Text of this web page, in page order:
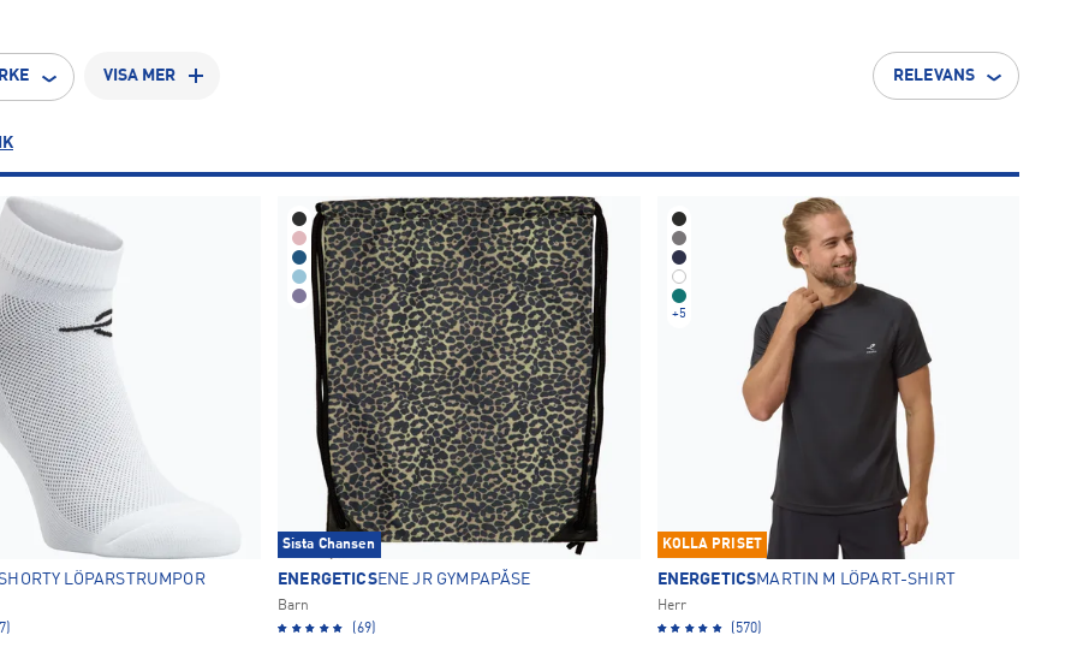
Röd
19
189 150 57
8
1
9
25
5
26
31
10
32
8
37
20
38
27
39
43
29
44
34
45
110
48
OK
VISA MER RELEVANS
LÖPARSTRUMPOR
Sista Chansen
ENERGETICSENE JR GYMPAPÅSE
Barn
(69)
+5
KOLLA PRISET
ENERGETICSMARTIN M LÖPART-SHIRT
Herr
(570)